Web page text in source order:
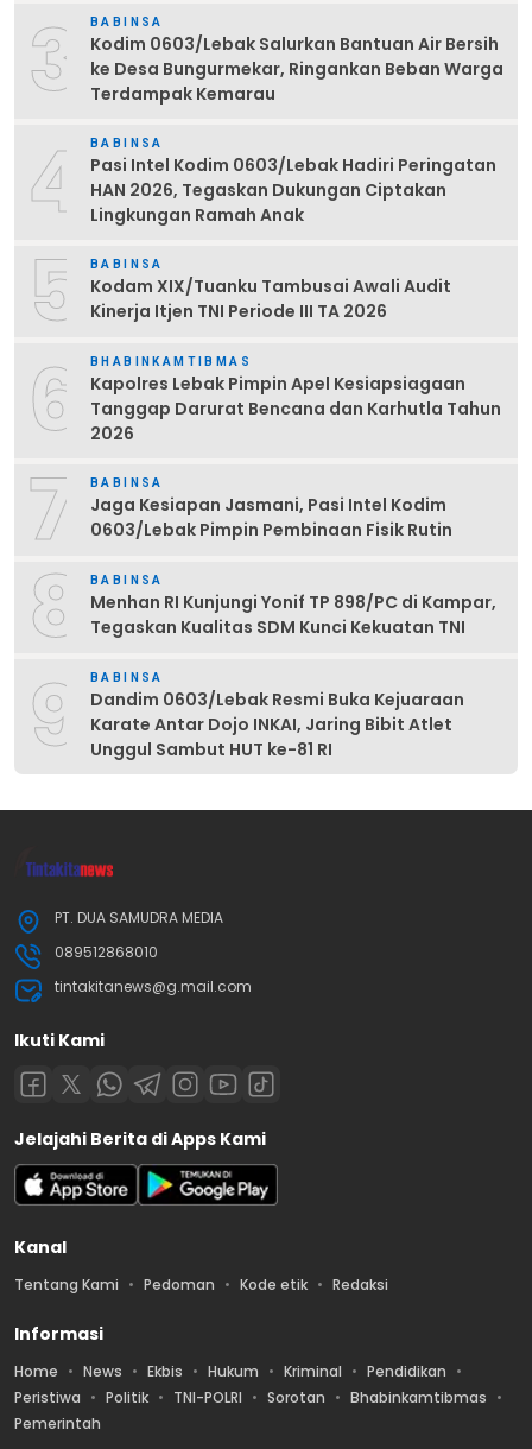
3 BABINSA
Kodim 0603/Lebak Salurkan Bantuan Air Bersih
ke Desa Bungurmekar, Ringankan Beban Warga
Terdampak Kemarau
4 BABINSA
Pasi Intel Kodim 0603/Lebak Hadiri Peringatan
HAN 2026, Tegaskan Dukungan Ciptakan
Lingkungan Ramah Anak
5 BABINSA
Kodam XIX/Tuanku Tambusai Awali Audit
Kinerja Itjen TNI Periode III TA 2026
6 BHABINKAMTIBMAS
Kapolres Lebak Pimpin Apel Kesiapsiagaan
Tanggap Darurat Bencana dan Karhutla Tahun
2026
7 BABINSA
Jaga Kesiapan Jasmani, Pasi Intel Kodim
0603/Lebak Pimpin Pembinaan Fisik Rutin
8 BABINSA
Menhan RI Kunjungi Yonif TP 898/PC di Kampar,
Tegaskan Kualitas SDM Kunci Kekuatan TNI
9 BABINSA
Dandim 0603/Lebak Resmi Buka Kejuaraan
Karate Antar Dojo INKAI, Jaring Bibit Atlet
Unggul Sambut HUT ke-81 RI
PT. DUA SAMUDRA MEDIA
089512868010
tintakitanews@g.mail.com
Ikuti Kami
Jelajahi Berita di Apps Kami
Kanal
Tentang Kami Pedoman Kode etik Redaksi
Informasi
Home News Ekbis Hukum Kriminal
Pendidikan
Peristiwa
Politik TNI-POLRI Sorotan
Bhabinkamtibmas
Pemerintah